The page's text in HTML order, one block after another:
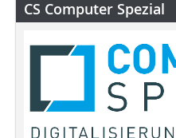
CS Computer Spezial